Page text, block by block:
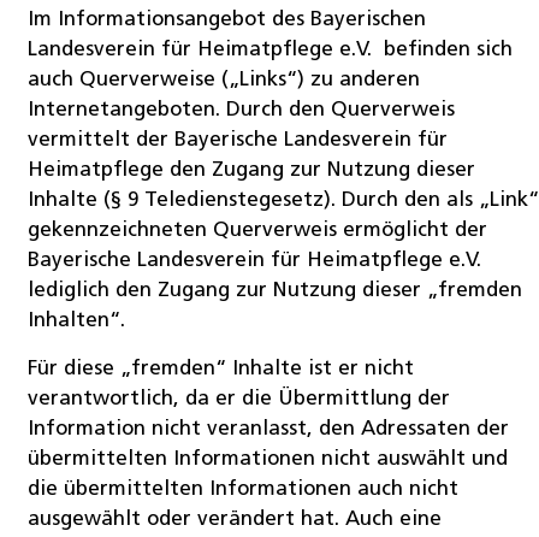
Im Informationsangebot des Bayerischen
Landesverein für Heimatpflege e.V. befinden sich
auch Querverweise („Links“) zu anderen
Internetangeboten. Durch den Querverweis
vermittelt der Bayerische Landesverein für
Heimatpflege den Zugang zur Nutzung dieser
Inhalte (§ 9 Teledienstegesetz). Durch den als „Link“
gekennzeichneten Querverweis ermöglicht der
Bayerische Landesverein für Heimatpflege e.V.
lediglich den Zugang zur Nutzung dieser „fremden
Inhalten“.
Für diese „fremden“ Inhalte ist er nicht
verantwortlich, da er die Übermittlung der
Information nicht veranlasst, den Adressaten der
übermittelten Informationen nicht auswählt und
die übermittelten Informationen auch nicht
ausgewählt oder verändert hat. Auch eine